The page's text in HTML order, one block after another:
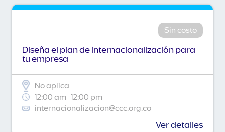
Sin costo
Diseña el plan de internacionalización para
tu empresa
No aplica
12:00 am 12:00 pm
internacionalizacion@ccc.org.co
Ver detalles